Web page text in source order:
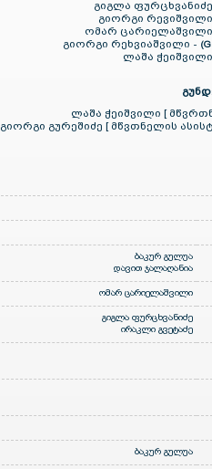
გიგლა
გიორგი
ომარ
გიორგი რეხვიაშვილი -
ლაშა
ლაშა ჭეიშვილი [
გიორგი გურეშიძე [ მწვთნელის
ბაკურ გულუა
დავით ჯალაღანია
ომარ ცარიელაშვილი
გიგლა ფურცხვანიძე
ირაკლი გვეტაძე
ბაკურ გულუა